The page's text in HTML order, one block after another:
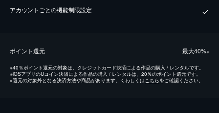
アカウントごとの機能制限設定
ポイント還元 最⼤40%※
※40％ポイント還元の対象は、クレジットカード決済による作品の購入 / レンタルです。
※iOSアプリのUコイン決済による作品の購入 / レンタルは、20％のポイント還元です。
※還元の対象外となる決済方法や商品があります。くわしくはこちらをご確認ください。